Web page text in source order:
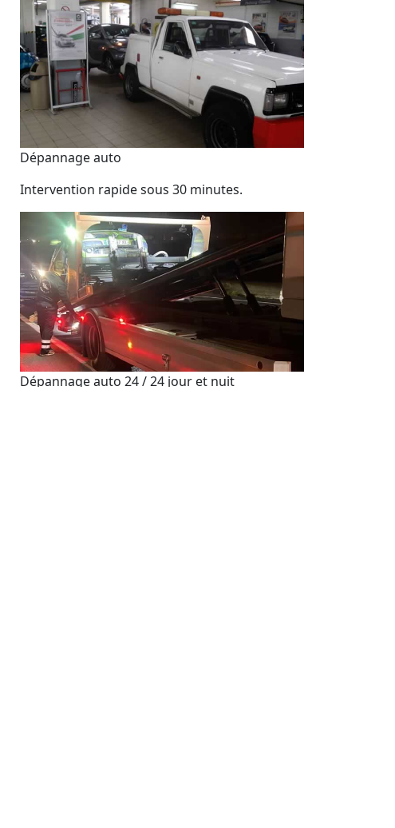
Dépannage auto
Intervention rapide sous 30 minutes.
Dépannage auto 24 / 24 jour et nuit